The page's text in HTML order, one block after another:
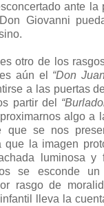
ante
Giovanni
otro de los
aún el “Don
a las puertas
partir del
algo a
que se nos
que la imagen
luminosa y
se esconde un
rasgo de
lleva la